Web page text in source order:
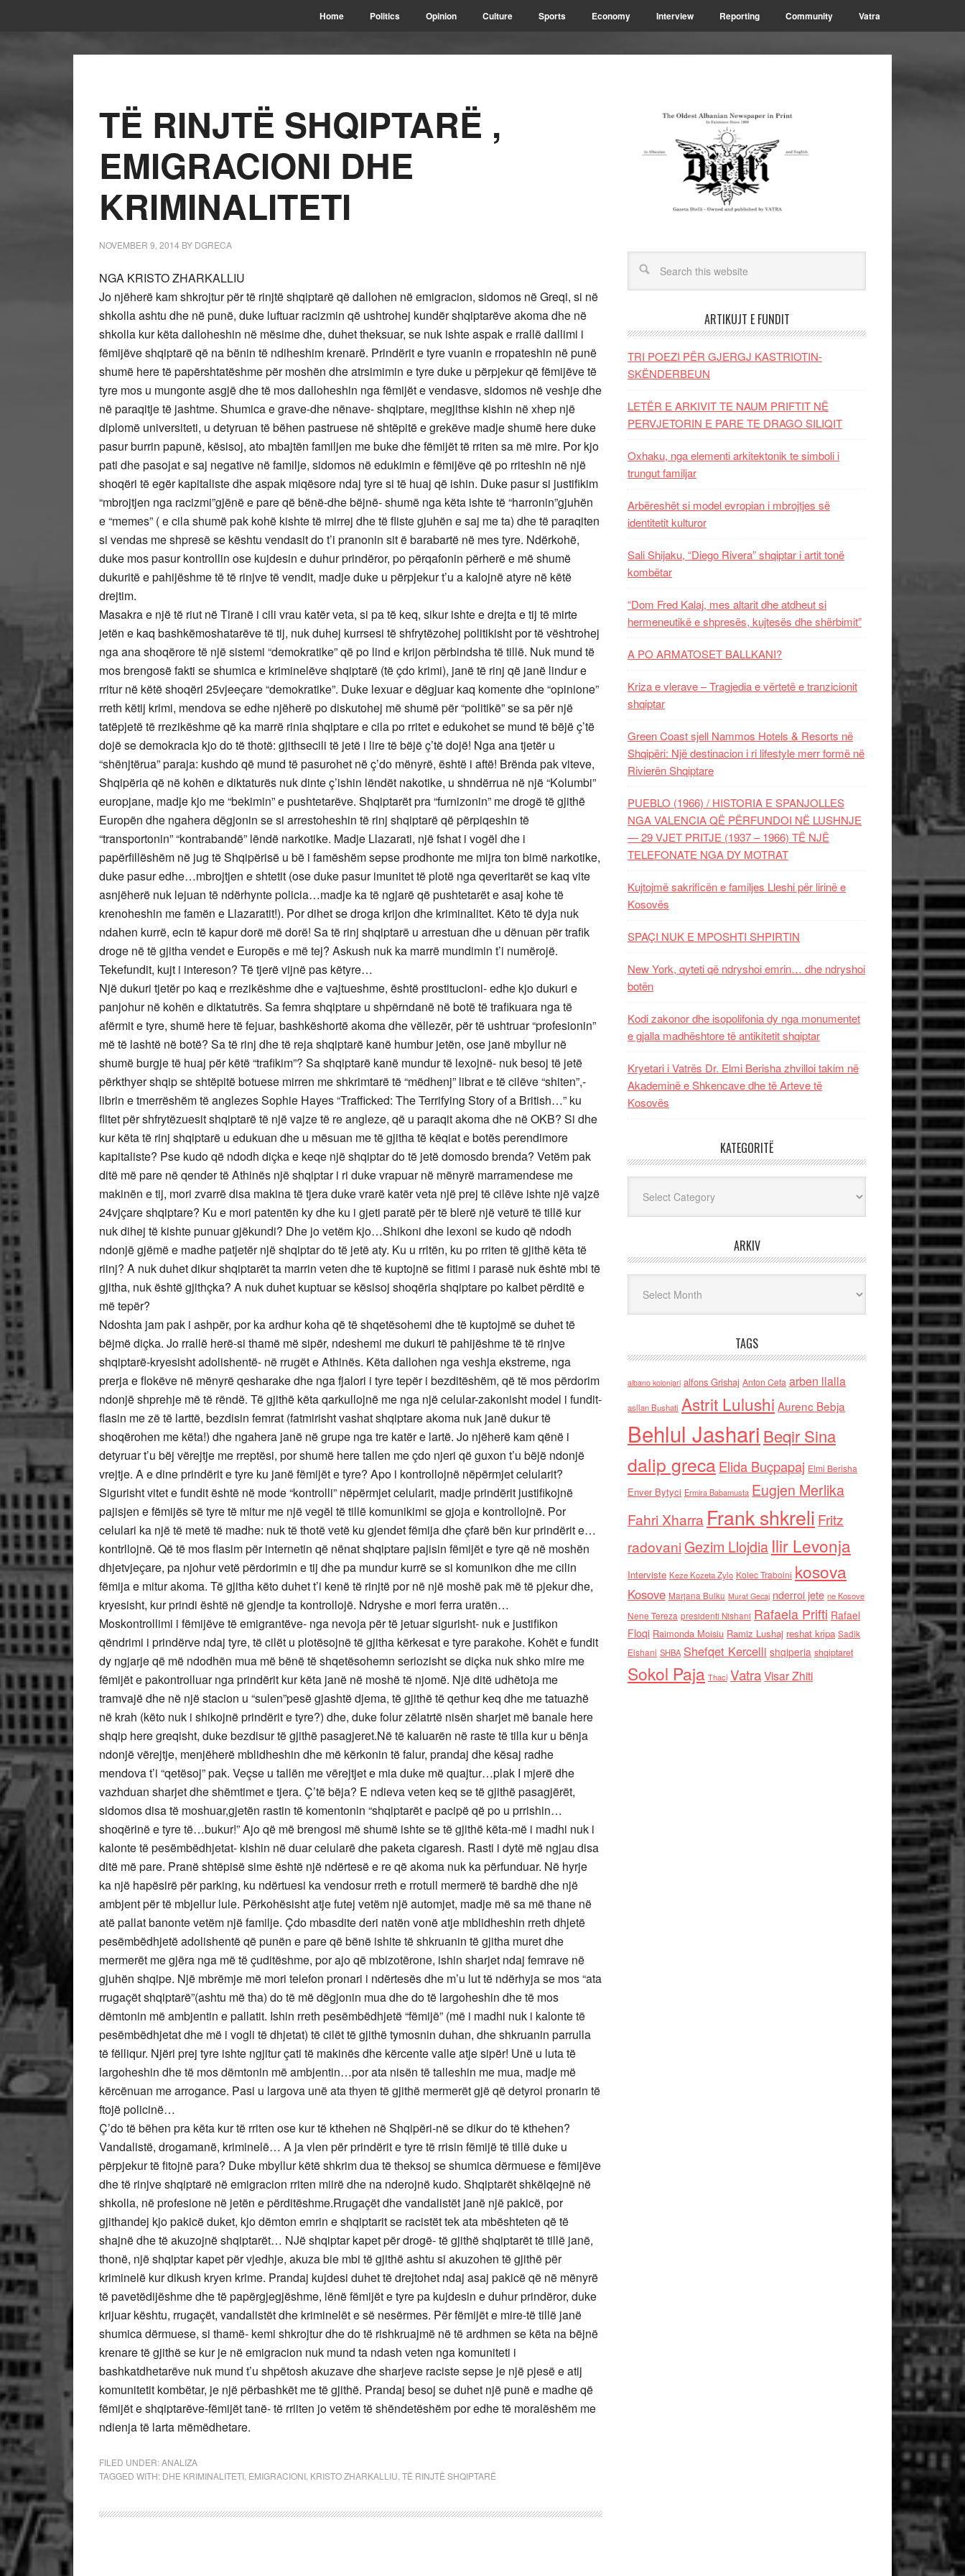
Home Politics Opinion Culture Sports Economy Interview Reporting Community Vatra
TË RINJTË SHQIPTARË ,
EMIGRACIONI DHE
KRIMINALITETI
NOVEMBER 9, 2014 BY DGRECA
NGA KRISTO ZHARKALLIU
Jo njëherë kam shkrojtur për të rinjtë shqiptarë që dallohen në emigracion, sidomos në Greqi, si në
shkolla ashtu dhe në punë, duke luftuar racizmin që ushtrohej kundër shqiptarëve akoma dhe në
shkolla kur këta dalloheshin në mësime dhe, duhet theksuar, se nuk ishte aspak e rrallë dallimi i
fëmijëve shqiptarë që na bënin të ndiheshim krenarë. Prindërit e tyre vuanin e rropateshin në punë
shumë here të papërshtatëshme për moshën dhe atrsimimin e tyre duke u përpjekur që fëmijëve të
tyre mos u mungonte asgjë dhe të mos dalloheshin nga fëmijët e vendasve, sidomos në veshje dhe
në paraqitje të jashtme. Shumica e grave-dhe nënave- shqiptare, megjithse kishin në xhep një
diplomë universiteti, u detyruan të bëhen pastruese në shtëpitë e grekëve madje shumë here duke
pasur burrin papunë, kësisoj, ato mbajtën familjen me buke dhe fëmijët të rriten sa më mire. Por kjo
pati dhe pasojat e saj negative në familje, sidomos në edukimin e fëmijëve që po rriteshin në një
shoqëri të egër kapitaliste dhe aspak miqësore ndaj tyre si të huaj që ishin. Duke pasur si justifikim
“mbrojtjen nga racizmi”gjënë e pare që bënë-dhe bëjnë- shumë nga këta ishte të “harronin”gjuhën
e “memes” ( e cila shumë pak kohë kishte të mirrej dhe të fliste gjuhën e saj me ta) dhe të paraqiten
si vendas me shpresë se kështu vendasit do t’i pranonin sit ë barabartë në mes tyre. Ndërkohë,
duke mos pasur kontrollin ose kujdesin e duhur prindëror, po përqafonin përherë e më shumë
dukuritë e pahijëshme të të rinjve të vendit, madje duke u përpjekur t’u a kalojnë atyre në këtë
drejtim.
Masakra e një të riut në Tiranë i cili vrau katër veta, si pa të keq, sikur ishte e drejta e tij të mirte
jetën e kaq bashkëmoshatarëve të tij, nuk duhej kurrsesi të shfrytëzohej politikisht por të vështrohej
nga ana shoqërore të një sistemi “demokratike” që po lind e krijon përbindsha të tillë. Nuk mund të
mos brengosë fakti se shumica e kriminelëve shqiptarë (të çdo krimi), janë të rinj që janë lindur e
rritur në këtë shoqëri 25vjeeçare “demokratike”. Duke lexuar e dëgjuar kaq komente dhe “opinione”
rreth këtij krimi, mendova se edhe njëherë po diskutohej më shumë për “politikë” se sa për një
tatëpjetë të rrezikëshme që ka marrë rinia shqiptare e cila po rritet e edukohet se mund të bëjë ç’të
dojë se demokracia kjo do të thotë: gjithsecili të jetë i lire të bëjë ç’të dojë! Nga ana tjetër u
“shënjtërua” paraja: kushdo që mund të pasurohet në ç’do mënyrë, është i aftë! Brënda pak viteve,
Shqipëria që në kohën e diktaturës nuk dinte ç’ishin lëndët nakotike, u shndërrua në një “Kolumbi”
europjane, madje kjo me “bekimin” e pushtetarëve. Shqiptarët pra “furnizonin” me drogë të gjithë
Europën dhe ngahera dëgjonin se si arrestoheshin të rinj shqiptarë që përpiqeshin të
“transportonin” “kontrabandë” lëndë narkotike. Madje Llazarati, një fshat i vogël dhe i
papërfillëshëm në jug të Shqipërisë u bë i famëshëm sepse prodhonte me mijra ton bimë narkotike,
duke pasur edhe…mbrojtjen e shtetit (ose duke pasur imunitet të plotë nga qeveritarët se kaq vite
asnjëherë nuk lejuan të ndërhynte policia…madje ka të ngjarë që pushtetarët e asaj kohe të
krenoheshin me famën e Llazaratit!). Por dihet se droga krijon dhe kriminalitet. Këto të dyja nuk
ndahen kurrë, ecin të kapur dorë më dorë! Sa të rinj shqiptarë u arrestuan dhe u dënuan për trafik
droge në të gjitha vendet e Europës e më tej? Askush nuk ka marrë mundimin t’i numërojë.
Tekefundit, kujt i intereson? Të tjerë vijnë pas këtyre…
Një dukuri tjetër po kaq e rrezikëshme dhe e vajtueshme, është prostitucioni- edhe kjo dukuri e
panjohur në kohën e diktatutrës. Sa femra shqiptare u shpërndanë në botë të trafikuara nga të
afërmit e tyre, shumë here të fejuar, bashkëshortë akoma dhe vëllezër, për të ushtruar “profesionin”
më të lashtë në botë? Sa të rinj dhe të reja shqiptarë kanë humbur jetën, ose janë mbyllur në
shumë burgje të huaj për këtë “trafikim”? Sa shqiptarë kanë mundur të lexojnë- nuk besoj të jetë
përkthyer shqip se shtëpitë botuese mirren me shkrimtarë të “mëdhenj” librat e të cilëve “shiten”,-
librin e tmerrëshëm të anglezes Sophie Hayes “Trafficked: The Terrifying Story of a British…” ku
flitet për shfrytëzuesit shqiptarë të një vajze të re angleze, që u paraqit akoma dhe në OKB? Si dhe
kur këta të rinj shqiptarë u edukuan dhe u mësuan me të gjitha të këqiat e botës perendimore
kapitaliste? Pse kudo që ndodh diçka e keqe një shqiptar do të jetë domosdo brenda? Vetëm pak
ditë më pare në qender të Athinës një shqiptar i ri duke vrapuar në mënyrë marramendese me
makinën e tij, mori zvarrë disa makina të tjera duke vrarë katër veta një prej të cilëve ishte një vajzë
24vjçare shqiptare? Ku e mori patentën ky dhe ku i gjeti paratë për të blerë një veturë të tillë kur
nuk dihej të kishte punuar gjëkundi? Dhe jo vetëm kjo…Shikoni dhe lexoni se kudo që ndodh
ndonjë gjëmë e madhe patjetër një shqiptar do të jetë aty. Ku u rritën, ku po rriten të gjithë këta të
riinj? A nuk duhet dikur shqiptarët ta marrin veten dhe të kuptojnë se fitimi i parasë nuk është mbi të
gjitha, nuk është gjithçka? A nuk duhet kuptuar se kësisoj shoqëria shqiptare po kalbet përditë e
më tepër?
Ndoshta jam pak i ashpër, por ka ardhur koha që të shqetësohemi dhe të kuptojmë se duhet të
bëjmë diçka. Jo rrallë herë-si thamë më sipër, ndeshemi me dukuri të pahijëshme të të rinjve
shqiptarë-kryesisht adolishentë- në rrugët e Athinës. Këta dallohen nga veshja ekstreme, nga
prerja e flokëve në mënyrë qesharake dhe nga fjalori i tyre tepër i bezditëshëm, që të mos përdorim
ndonjë shprehje më të rëndë. Të gjithë këta qarkullojnë me nga një celular-zakonisht model i fundit-
flasin me zë të larttë, bezdisin femrat (fatmirisht vashat shqiptare akoma nuk janë dukur të
shoqërohen me këta!) dhe ngahera janë në grupe nga tre katër e lartë. Jo njëherë kam qënë i
detyruar t’u bëj vërejtje me rreptësi, por shumë here tallen me çdo njeri që guxon t’u bëjë ndonjë
vrejtje. A e dine prindërit e tyre ku janë fëmijët e tyre? Apo i kontrollojnë nëpërmjet celularit?
Sigurisht vitet e fundit është në mode “kontrolli” nëpërmjet celularit, madje prindërit justifikojnë
pajisjen e fëmijës së tyre të mitur me një vegël të tillë komunikimi se gjoja e kontrollojnë. Por
celulari ka një të metë të madhe: nuk të thotë vetë ku gjendet fëmija dhe çfarë bën kur prindërit e…
kontrllojnë. Që të mos flasim për internetin që nënat shqiptare pajisin fëmijët e tyre që në moshën
dhjetvjeçare, pa njohur vetë përdorimin e tij dhe pa mundur kurrë se si komunikon dhe me cilin
fëmija e mitur akoma. Të gjitha këto duhet t’i kenë të rinjtë por në një moshë pak më të pjekur dhe,
kryesisht, kur prindi është në gjendje ta kontrollojë. Ndryshe e mori ferra uratën…
Moskontrollimi i fëmijëve të emigrantëve- nga nevoja për të jetuar sigurisht- nuk e justifikon
qëndrimi i prindërve ndaj tyre, të cilët u plotësojnë të gjitha kërkesat e tyre parakohe. Kohët e fundit
dy ngjarje që më ndodhën mua më bënë të shqetësohemn seriozisht se diçka nuk shko mire me
fëmijët e pakontrolluar nga prindërit kur këta janë në moshë të njomë. Një ditë udhëtoja me
tramvajë dhe në një stacion u “sulen”pesë gjashtë djema, të gjithë të qethur keq dhe me tatuazhë
në krah (këto nuk i shikojnë prindërit e tyre?) dhe, duke folur zëlatrtë nisën sharjet më banale here
shqip here greqisht, duke bezdisur të gjithë pasagjeret.Në të kaluarën në raste të tilla kur u bënja
ndonjë vërejtje, menjëherë mblidheshin dhe më kërkonin të falur, prandaj dhe kësaj radhe
mendova t’i “qetësoj” pak. Veçse u tallën me vërejtjet e mia duke më quajtur…plak I mjerë dhe
vazhduan sharjet dhe shëmtimet e tjera. Ç’të bëja? E ndieva veten keq se të gjithë pasagjërët,
sidomos disa të moshuar,gjetën rastin të komentonin “shqiptarët e pacipë që po u prrishin…
shoqërinë e tyre të…bukur!” Ajo që më brengosi më shumë ishte se të gjithë këta-më i madhi nuk i
kalonte të pesëmbëdhjetat- kishin në duar celularë dhe paketa cigaresh. Rasti i dytë më ngjau disa
ditë më pare. Pranë shtëpisë sime është një ndërtesë e re që akoma nuk ka përfunduar. Në hyrje
ka një hapësirë për parking, ku ndërtuesi ka vendosur rreth e rrotull mermerë të bardhë dhe një
ambjent për të mbjellur lule. Përkohësisht atje futej vetëm një automjet, madje më sa më thane në
atë pallat banonte vetëm një familje. Çdo mbasdite deri natën vonë atje mblidheshin rreth dhjetë
pesëmbëdhjetë adolishentë që punën e pare që bënë ishite të shkruanin të gjitha muret dhe
mermerët me gjëra nga më të çuditëshme, por ajo që mbizotërone, ishin sharjet ndaj femrave në
gjuhën shqipe. Një mbrëmje më mori telefon pronari i ndërtesës dhe m’u lut të ndërhyja se mos “ata
rrugaçët shqiptarë”(ashtu më tha) do të më dëgjonin mua dhe do të largoheshin dhe të mos
dëmtonin më ambjentin e pallatit. Ishin rreth pesëmbëdhjetë “fëmijë” (më i madhi nuk i kalonte të
pesëmbëdhjetat dhe më i vogli të dhjetat) të cilët të gjithë tymosnin duhan, dhe shkruanin parrulla
të fëlliqur. Njëri prej tyre ishte ngjitur çati të makinës dhe kërcente valle atje sipër! Unë u luta të
largoheshin dhe të mos dëmtonin më ambjentin…por ata nisën të talleshin me mua, madje më
kërcënuan me arrogance. Pasi u largova unë ata thyen të gjithë mermerët gjë që detyroi pronarin të
ftojë policinë…
Ç’do të bëhen pra këta kur të rriten ose kur të kthehen në Shqipëri-në se dikur do të kthehen?
Vandalistë, drogamanë, kriminelë… A ja vlen për prindërit e tyre të rrisin fëmijë të tillë duke u
përpjekur të fitojnë para? Duke mbyllur këtë shkrim dua të theksoj se shumica dërmuese e fëmijëve
dhe të rinjve shqiptarë në emigracion rriten miirë dhe na nderojnë kudo. Shqiptarët shkëlqejnë në
shkolla, në profesione në jetën e përditëshme.Rrugaçët dhe vandalistët janë një pakicë, por
gjithandej kjo pakicë duket, kjo dëmton emrin e shqiptarit se racistët tek ata mbështeten që të
shajnë dhe të akuzojnë shqiptarët… NJë shqiptar kapet për drogë- të gjithë shqiptarët të tillë janë,
thonë, një shqiptar kapet për vjedhje, akuza bie mbi të gjithë ashtu si akuzohen të gjithë për
kriminelë kur dikush kryen krime. Prandaj kujdesi duhet të drejtohet ndaj asaj pakicë që në mënyrë
të pavetëdijëshme dhe të papërgjegjëshme, lënë fëmijët e tyre pa kujdesin e duhur prindëror, duke
krijuar kështu, rrugaçët, vandalistët dhe kriminelët e së nesërmes. Për fëmijët e mire-të tillë janë
shumica dërmuese, si thamë- kemi shkrojtur dhe do të rishkruajmë në të ardhmen se këta na bëjnë
krenare të gjithë se kur je në emigracion nuk mund ta ndash veten nga komuniteti i
bashkatdhetarëve nuk mund t’u shpëtosh akuzave dhe sharjeve raciste sepse je një pjesë e atij
komunitetit kombëtar, je një përbashkët me të gjithë. Prandaj besoj se duhet një punë e madhe që
fëmijët e shqiptarëve-fëmijët tanë- të rriiten jo vetëm të shëndetëshëm por edhe të moralëshëm me
ndienja të larta mëmëdhetare.
FILED UNDER:ANALIZA
TAGGED WITH: DHE KRIMINALITETI EMIGRACIONI KRISTO ZHARKALLIU TË RINJTË SHQIPTARË
ARTIKUJT E FUNDIT
TRI POEZI PËR GJERGJ KASTRIOTIN-
SKËNDERBEUN
LETËR E ARKIVIT TE NAUM PRIFTIT NË
PERVJETORIN E PARE TE DRAGO SILIQIT
Oxhaku, nga elementi arkitektonik te simboli i
trungut familjar
Arbëreshët si model evropian i mbrojtjes së
identitetit kulturor
Sali Shijaku, “Diego Rivera” shqiptar i artit tonë
kombëtar
“Dom Fred Kalaj, mes altarit dhe atdheut si
hermeneutikë e shpresës, kujtesës dhe shërbimit”
A PO ARMATOSET BALLKANI?
Kriza e vlerave – Tragjedia e vërtetë e tranzicionit
shqiptar
Green Coast sjell Nammos Hotels & Resorts në
Shqipëri: Një destinacion i ri lifestyle merr formë në
Rivierën Shqiptare
PUEBLO (1966) / HISTORIA E SPANJOLLES
NGA VALENCIA QË PËRFUNDOI NË LUSHNJE
— 29 VJET PRITJE (1937 – 1966) TË NJË
TELEFONATE NGA DY MOTRAT
Kujtojmë sakrificën e familjes Lleshi për lirinë e
Kosovës
SPAÇI NUK E MPOSHTI SHPIRTIN
New York, qyteti që ndryshoi emrin… dhe ndryshoi
botën
Kodi zakonor dhe isopolifonia dy nga monumentet
e gjalla madhështore të antikitetit shqiptar
Kryetari i Vatrës Dr. Elmi Berisha zhvilloi takim në
Akademinë e Shkencave dhe të Arteve të
Kosovës
KATEGORITË
ARKIV
TAGS
albano kolonjari alfons Grishaj Anton Cefa arben llalla
asllan Bushati Astrit Lulushi Aurenc Bebja
Behlul Jashari Beqir Sina
dalip grecaElida Buçpapaj Elmi Berisha
Enver Bytyci Ermira Babamusta Eugjen Merlika
Fahri Xharra Frank shkreli Fritz
radovaniGezim Llojdia Ilir Levonja
Interviste Keze Kozeta Zylo Kolec Traboini kosova
Kosove Marjana Bulku Murat Gecaj nderroi jete ne Kosove
Nene Tereza presidenti Nishani Rafaela Prifti Rafael
Floqi Raimonda Moisiu Ramiz Lushaj reshat kripa Sadik
Elshani SHBA Shefqet Kercelli shqiperia shqiptaret
Sokol Paja Thaci VatraVisar Zhiti